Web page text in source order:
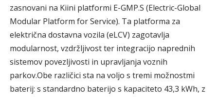
zasnovani na Kiini platformi E-GMP.S (Electric-Global
Modular Platform for Service). Ta platforma za
električna dostavna vozila (eLCV) zagotavlja
modularnost, vzdržljivost ter integracijo naprednih
sistemov povezljivosti in upravljanja voznih
parkov.Obe različici sta na voljo s tremi možnostmi
baterij: s standardno baterijo s kapaciteto 43,3 kWh, z